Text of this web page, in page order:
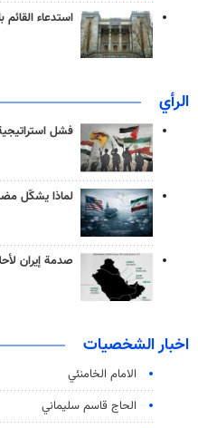
استدعاء القائم
الرأي
فشل
لماذا يشكّل
صدمة إيران
اخبار الشخصيات
الامام الخامنئي
الحاج قاسم سليماني